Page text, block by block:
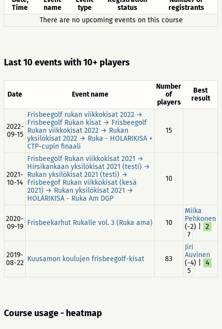
Time
name
type
status
registrants
There are no upcoming events on this course
Last 10 events with 10+ players
Date Event name
Number
of
players
Best
result
2022-
09-15
Frisbeegolf rukan viikkokisat 2022 →
Frisbeegolf Rukan kisat → Frisbeegolf
Rukan viikkokisat 2022 → Rukan
yksilökisat 2022 → Ruka - HOLARIKISA +
CTP-cupin finaali
15
2021-
10-14
Frisbeegolf Rukan viikkokisat 2021 →
Hirsikankaan yksilökisat 2021 (testi) →
Rukan yksilökisat 2021 (testi) →
Frisbeegof Rukan viikkokisat (kesä
2021) → Rukan yksilökisat 2021 →
HOLARIKISA - Ruka Am DGP
10
2020-
09-19 Frisbeekarhut Rukalle vol. 3 (Ruka ama) 10
Miika
Pehkonen
(-2) |
2
7
2019-
08-22 Kuusamon koulujen frisbeegolf-kisat 83
Jiri
Auvinen
(-4) |
4
5
Course usage - heatmap